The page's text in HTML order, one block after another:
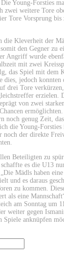
Young-Forsties
zwei weitere Tore
Tore Vorsprung
die Kleverheit der
den Gegner zu
Angriff wurde
mit zwei
das Spiel mit dem
dies, jedoch
drei Tore
erzielen.
von zwei
ermöglichten.
noch genug Zeit,
die Young-Forsties
noch der direkte
Beteiligten zu
es die U13
Mädls haben
und es daraus
zu kommen.
als eine
am Sonntag um
weiter gegen
anknüpfen